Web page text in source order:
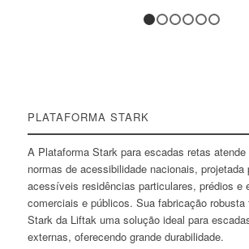
PLATAFORMA STARK
A Plataforma Stark para escadas retas
normas de acessibilidade nacionais, projetada
acessíveis residências particulares, prédios e
comerciais e públicos. Sua fabricação robusta
Stark da Liftak uma solução ideal para
externas, oferecendo grande durabilidade.